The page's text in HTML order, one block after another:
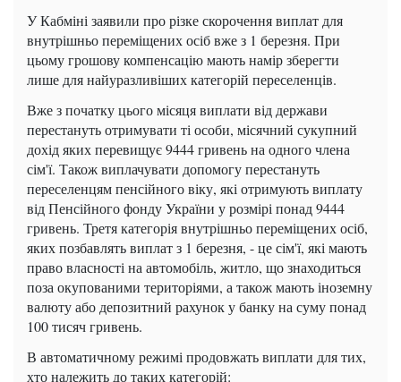
У Кабміні заявили про різке скорочення виплат для
внутрішньо переміщених осіб вже з 1 березня. При
цьому грошову компенсацію мають намір зберегти
лише для найуразливіших категорій переселенців.
Вже з початку цього місяця виплати від держави
перестануть отримувати ті особи, місячний сукупний
дохід яких перевищує 9444 гривень на одного члена
сім'ї. Також виплачувати допомогу перестануть
переселенцям пенсійного віку, які отримують виплату
від Пенсійного фонду України у розмірі понад 9444
гривень. Третя категорія внутрішньо переміщених осіб,
яких позбавлять виплат з 1 березня, - це сім'ї, які мають
право власності на автомобіль, житло, що знаходиться
поза окупованими територіями, а також мають іноземну
валюту або депозитний рахунок у банку на суму понад
100 тисяч гривень.
В автоматичному режимі продовжать виплати для тих,
хто належить до таких категорій: